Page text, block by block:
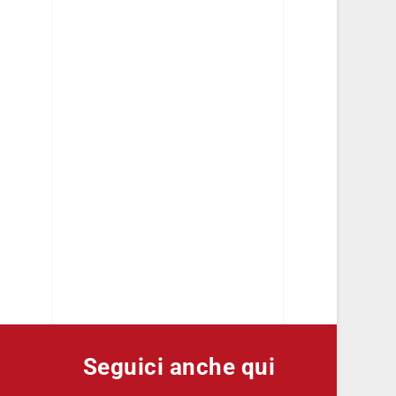
Seguici anche qui